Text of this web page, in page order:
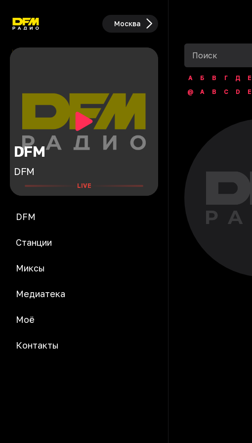
Москва
DFM
DFM
LIVE
DFM
Станции
Миксы
Медиатека
Моё
Контакты
А Б В Г Д Е
@
A B C D E